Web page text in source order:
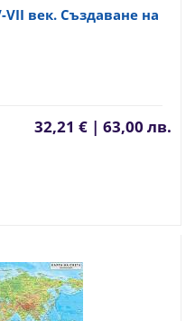
век. Създаване на
32,21 € | 63,00 лв.